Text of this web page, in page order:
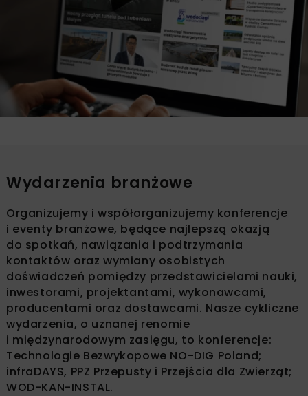
Wydarzenia branżowe
Organizujemy i współorganizujemy konferencje
i eventy branżowe, będące najlepszą okazją
do spotkań, nawiązania i podtrzymania
kontaktów oraz wymiany osobistych
doświadczeń pomiędzy przedstawicielami nauki,
inwestorami, projektantami, wykonawcami,
producentami oraz dostawcami. Nasze cykliczne
wydarzenia, o uznanej renomie
i międzynarodowym zasięgu, to konferencje:
Technologie Bezwykopowe NO-DIG Poland;
infraDAYS, PPZ Przepusty i Przejścia dla Zwierząt;
WOD-KAN-INSTAL.